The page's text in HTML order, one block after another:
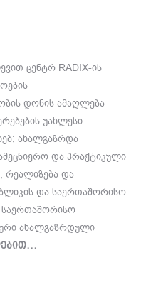
ცენტრ RADIX-ის
დონის ამაღლება
უახლესი
ახალგაზრდა
და პრაქტიკული
რეალიზება და
და საერთაშორისო
საერთაშორისო
ახალგაზრდული